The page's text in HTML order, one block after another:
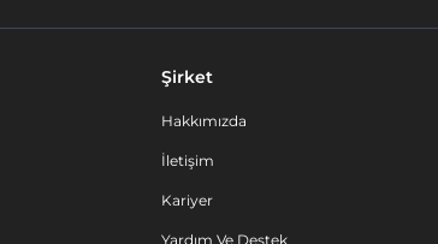
Şirket
Hakkımızda
İletişim
Kariyer
Yardım Ve Destek